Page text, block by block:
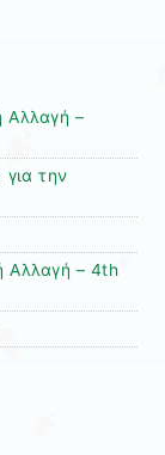
Αλλαγή –
την
Αλλαγή – 4th